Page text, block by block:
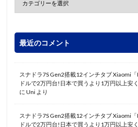
最近のコメント
スナドラ7S Gen2搭載12インチタブ Xiaomi
ドルで2万円台!日本で買うより1万円以上安
に Uni より
スナドラ7S Gen2搭載12インチタブ Xiaomi
ドルで2万円台!日本で買うより1万円以上安